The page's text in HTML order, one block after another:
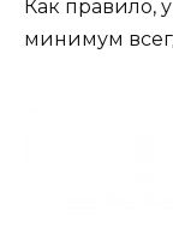
Как правило,
минимум